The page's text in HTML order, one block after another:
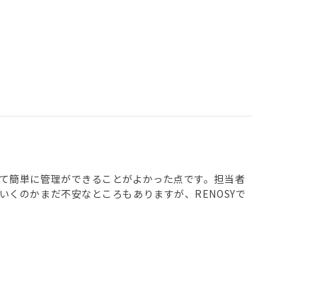
簡単に管理ができることがよかった点です。担当者
のかまだ不安なところもありますが、RENOSYで